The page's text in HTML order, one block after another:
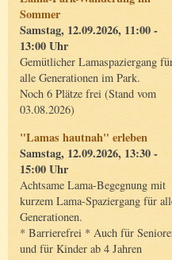
Sommer
Samstag, 12.09.2026, 11:00 -
13:00 Uhr
Gemütlicher Lamaspaziergang
alle Generationen im Park.
Noch 6 Plätze frei (Stand vom
03.08.2026)
"Lamas hautnah" erleben
Samstag, 12.09.2026, 13:30 -
15:00 Uhr
Achtsame Lama-Begegnung mit
kurzem Lama-Spaziergang für
Generationen.
* Barrierefrei * Auch für
und für Kinder ab 4 Jahren